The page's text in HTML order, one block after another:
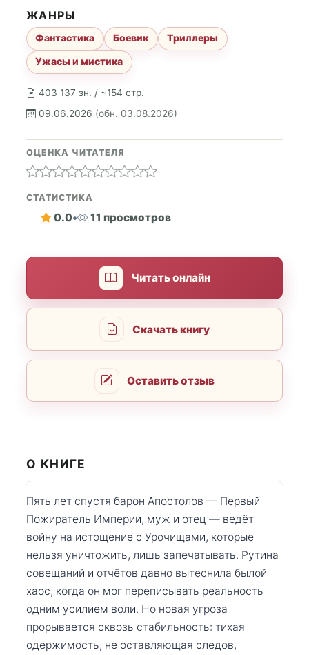
403 137 зн. / ~154 стр.
09.06.2026 (обн. 03.08.2026)
ЖАНРЫ
Фантастика Боевик
Триллеры
Ужасы и мистика
ОЦЕНКА ЧИТАТЕЛЯ
СТАТИСТИКА
0.0• 11 просмотров
Читать онлайн
Скачать книгу
Оставить отзыв
О КНИГЕ
Пять лет спустя барон Апостолов — Первый
Пожиратель Империи, муж и отец — ведёт
войну на истощение с Урочищами, которые
нельзя уничтожить, лишь запечатывать. Рутина
совещаний и отчётов давно вытеснила былой
хаос, когда он мог переписывать реальность
одним усилием воли. Но новая угроза
прорывается сквозь стабильность: тихая
одержимость, не оставляющая следов,